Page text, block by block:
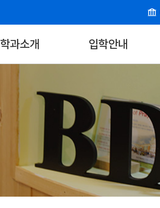
학과소개 입학안내